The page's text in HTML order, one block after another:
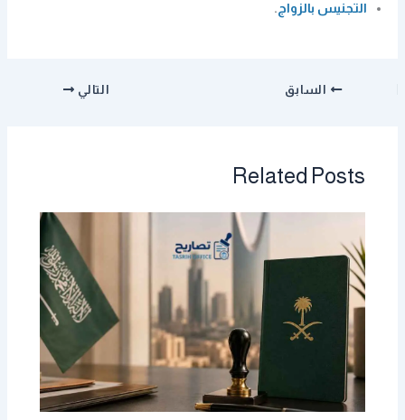
التجنيس بالزواج.
السابق التالي
Related Posts